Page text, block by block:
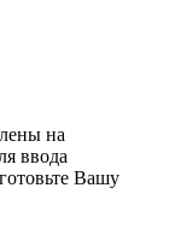
на
ввода
Вашу